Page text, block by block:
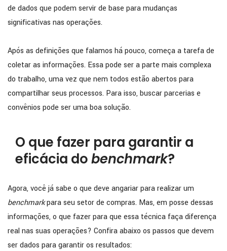
de dados que podem servir de base para mudanças
significativas nas operações.
Após as definições que falamos há pouco, começa a tarefa de
coletar as informações. Essa pode ser a parte mais complexa
do trabalho, uma vez que nem todos estão abertos para
compartilhar seus processos. Para isso, buscar parcerias e
convênios pode ser uma boa solução.
O que fazer para garantir a
eficácia dobenchmark?
Agora, você já sabe o que deve angariar para realizar um
benchmarkpara seu setor de compras. Mas, em posse dessas
informações, o que fazer para que essa técnica faça diferença
real nas suas operações? Confira abaixo os passos que devem
ser dados para garantir os resultados: